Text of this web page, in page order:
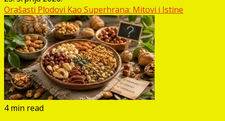
Orašasti Plodovi Kao Superhrana: Mitovi i Istine
4 min read